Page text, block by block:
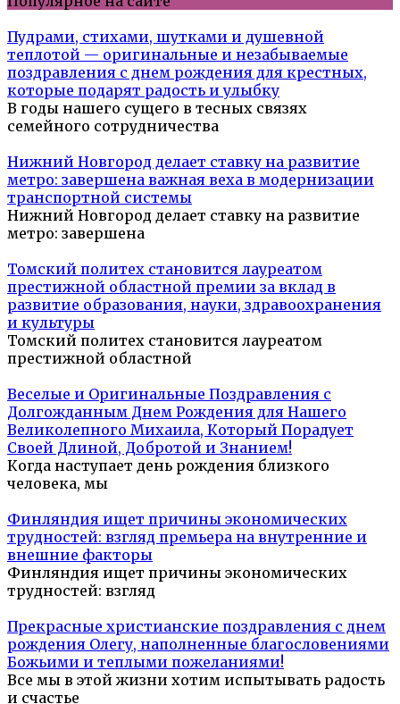
Пудрами, стихами, шутками и душевной
теплотой — оригинальные и незабываемые
поздравления с днем рождения для крестных,
которые подарят радость и улыбку
В годы нашего сущего в тесных связях
семейного сотрудничества
Нижний Новгород делает ставку на развитие
метро: завершена важная веха в модернизации
транспортной системы
Нижний Новгород делает ставку на развитие
метро: завершена
Томский политех становится лауреатом
престижной областной премии за вклад в
развитие образования, науки, здравоохранения
и культуры
Томский политех становится лауреатом
престижной областной
Веселые и Оригинальные Поздравления с
Долгожданным Днем Рождения для Нашего
Великолепного Михаила, Который Порадует
Своей Длиной, Добротой и Знанием!
Когда наступает день рождения близкого
человека, мы
Финляндия ищет причины экономических
трудностей: взгляд премьера на внутренние и
внешние факторы
Финляндия ищет причины экономических
трудностей: взгляд
Прекрасные христианские поздравления с днем
рождения Олегу, наполненные благословениями
Божьими и теплыми пожеланиями!
Все мы в этой жизни хотим испытывать радость
и счастье